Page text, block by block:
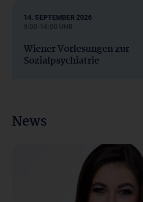
14. SEPTEMBER 2026
9:00-16:00 UHR
Wiener Vorlesungen zur
Sozialpsychiatrie
News